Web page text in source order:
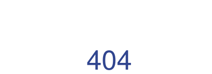
404